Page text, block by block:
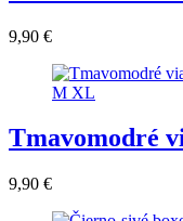
9,90 €
M XL
Tmavomodré
9,90 €